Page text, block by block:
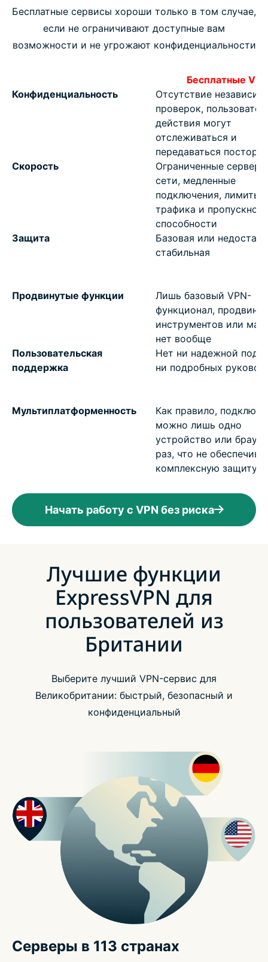
Бесплатные сервисы хороши только в том случае,
если не ограничивают доступные вам
возможности и не угрожают конфиденциальности
Бесплатные VPN
Конфиденциальность
Отсутствие
проверок,
действия могут
отслеживаться и
передаваться
Скорость
Ограниченные
сети, медленные
подключения, лимиты
трафика и пропускной
способности
Защита
Базовая или
стабильная
Продвинутые функции
Лишь базовый VPN-
функционал,
инструментов или
нет вообще
Пользовательская
поддержка
Нет ни надежной
ни подробных
Мультиплатформенность
Как правило,
можно лишь одно
устройство или
раз, что не
комплексную защиту
Начать работу с VPN без риска
Лучшие функции
ExpressVPN для
пользователей из
Британии
Выберите лучший VPN-сервис для
Великобритании: быстрый, безопасный и
конфиденциальный
Серверы в 113 странах